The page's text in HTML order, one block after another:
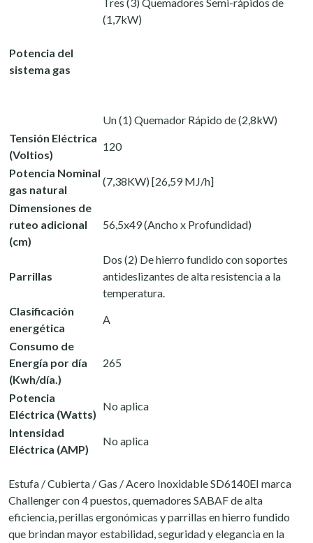
Potencia del
sistema gas
Tres (3) Quemadores Semi-rápidos de
(1,7kW)
Un (1) Quemador Rápido de (2,8kW)
Tensión Eléctrica
(Voltios)
120
Potencia Nominal
gas natural
(7,38KW) [26,59 MJ/h]
Dimensiones de
ruteo adicional
(cm)
56,5x49 (Ancho x Profundidad)
Parrillas
Dos (2) De hierro fundido con soportes
antideslizantes de alta resistencia a la
temperatura.
Clasificación
energética
A
Consumo de
Energía por día
(Kwh/día.)
265
Potencia
Eléctrica (Watts)
No aplica
Intensidad
Eléctrica (AMP)
No aplica
Estufa / Cubierta / Gas / Acero Inoxidable SD6140EI marca
Challenger con 4 puestos, quemadores SABAF de alta
eficiencia, perillas ergonómicas y parrillas en hierro fundido
que brindan mayor estabilidad, seguridad y elegancia en la